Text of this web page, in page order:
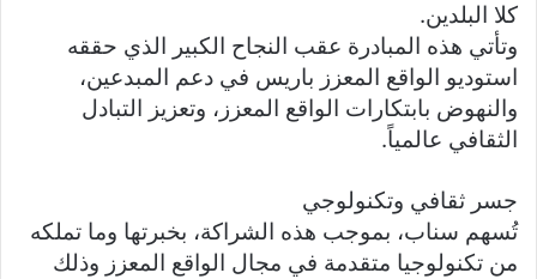
كلا البلدين.
وتأتي هذه المبادرة عقب النجاح الكبير الذي حققه
استوديو الواقع المعزز باريس في دعم المبدعين،
والنهوض بابتكارات الواقع المعزز، وتعزيز التبادل
الثقافي عالمياً.
جسر ثقافي وتكنولوجي
تُسهم سناب، بموجب هذه الشراكة، بخبرتها وما تملكه
من تكنولوجيا متقدمة في مجال الواقع المعزز وذلك